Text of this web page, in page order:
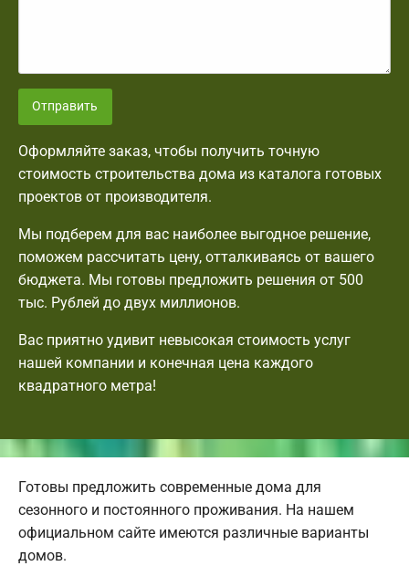
Отправить
Оформляйте заказ, чтобы получить точную
стоимость строительства дома из каталога готовых
проектов от производителя.
Мы подберем для вас наиболее выгодное решение,
поможем рассчитать цену, отталкиваясь от вашего
бюджета. Мы готовы предложить решения от 500
тыс. Рублей до двух миллионов.
Вас приятно удивит невысокая стоимость услуг
нашей компании и конечная цена каждого
квадратного метра!
Готовы предложить современные дома для
сезонного и постоянного проживания. На нашем
официальном сайте имеются различные варианты
домов.